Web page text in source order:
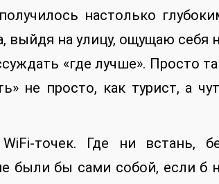
настолько
выйдя на улицу, ощущаю себя
«где лучше». Просто
не просто, как турист, а
точек. Где ни встань,
были бы сами собой, если б